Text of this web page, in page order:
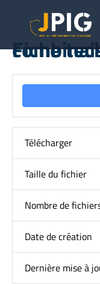
Fiche
Télécharger
Taille du fichier
Nombre de
Date de création
Dernière mise à